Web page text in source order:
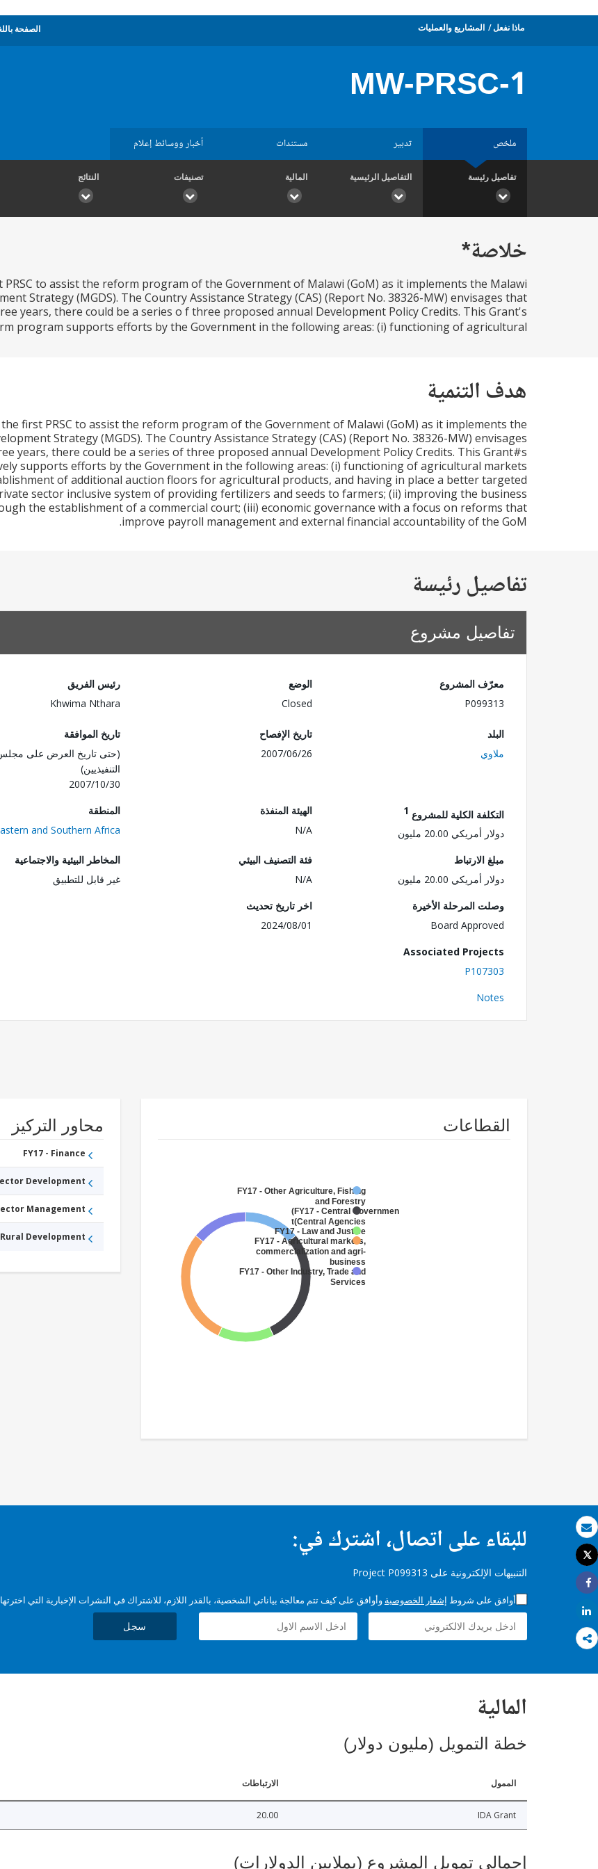
بريد الكتروني
طباعة
Tweet
Share
Share
ماذا نفعل المشاريع والعمليات الصفحة
MW-PRSC-1
ملخص تدبير مستندات أخبار ووسائط إعلام
تفاصيل رئيسة التفاصيل الرئيسية المالية تصنيفات النتائج
خلاصة*
to assist the reform program of the Government of Malawi (GoM) as it implements the Malawi
Strategy (MGDS). The Country Assistance Strategy (CAS) (Report No. 38326-MW) envisages that
years, there could be a series o f three proposed annual Development Policy Credits. This Grant's
program supports efforts by the Government in the following areas: (i) functioning of agricultural...
هدف التنمية
first PRSC to assist the reform program of the Government of Malawi (GoM) as it implements the
Strategy (MGDS). The Country Assistance Strategy (CAS) (Report No. 38326-MW) envisages
years, there could be a series of three proposed annual Development Policy Credits. This Grant#s
supports efforts by the Government in the following areas: (i) functioning of agricultural markets
of additional auction floors for agricultural products, and having in place a better targeted
sector inclusive system of providing fertilizers and seeds to farmers; (ii) improving the business
the establishment of a commercial court; (iii) economic governance with a focus on reforms that
improve payroll management and external financial accountability of the GoM.
تفاصيل رئيسة
تفاصيل مشروع
معرّف المشروع
P099313
الوضع
Closed
رئيس الفريق
Khwima Nthara
البلد
ملاوي
تاريخ الإفصاح
2007/06/26
تاريخ الموافقة
(حتى تاريخ العرض على
التنفيذيين)
2007/10/30
التكلفة الكلية للمشروع 1
دولار أمريكي 20.00 مليون
الهيئة المنفذة
N/A
المنطقة
and Southern Africa
مبلغ الارتباط
دولار أمريكي 20.00 مليون
فئة التصنيف البيئي
N/A
المخاطر البيئية والاجتماعية
غير قابل للتطبيق
وصلت المرحلة الأخيرة
Board Approved
اخر تاريخ تحديث
2024/08/01
Associated Projects
P107303
Notes
القطاعات
FY17 - Other Agriculture, Fishing
and Forestry
FY17 - Central Government
(Central Agencies
)
FY17 - Law and Justice
FY17 - Agricultural markets,
commercialization and agri-
business
FY17 - Other Industry, Trade and
Services
محاور التركيز
FY17 - Finance
Development
Management
Development
للبقاء على اتصال، اشترك في:
التنبيهات الإلكترونية على Project P099313
أوافق على شروط إشعار الخصوصية وأوافق على كيف تتم معالجة بياناتي الشخصية، بالقدر اللازم، للاشتراك في النشرات الإخبارية التي
سجل
المالية
خطة التمويل (مليون دولار)
الممول الارتباطات
IDA Grant
20.00
إجمالي تمويل المشروع (بملايين الدولارات)